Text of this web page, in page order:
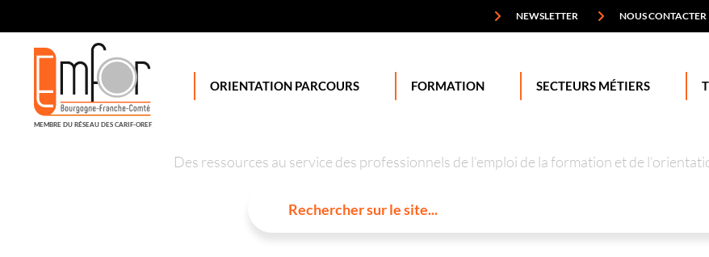
NEWSLETTER NOUS CONTACTER
MEMBRE DU RÉSEAU DES CARIF-OREF
ORIENTATION PARCOURS FORMATION SECTEURS MÉTIERS
Des ressources au service des professionnels de l’emploi de la formation et de